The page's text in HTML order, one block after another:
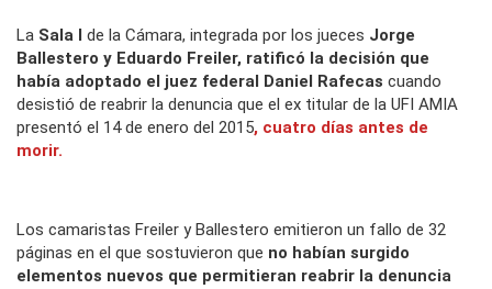
La Sala I de la Cámara, integrada por los jueces Jorge
Ballestero y Eduardo Freiler, ratificó la decisión que
había adoptado el juez federal Daniel Rafecas cuando
desistió de reabrir la denuncia que el ex titular de la UFI AMIA
presentó el 14 de enero del 2015, cuatro días antes de
morir.
Los camaristas Freiler y Ballestero emitieron un fallo de 32
páginas en el que sostuvieron que no habían surgido
elementos nuevos que permitieran reabrir la denuncia